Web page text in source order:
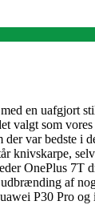
en
valgt som
var bedste
knivskarpe,
OnePlus 7T
af
P30 Pro